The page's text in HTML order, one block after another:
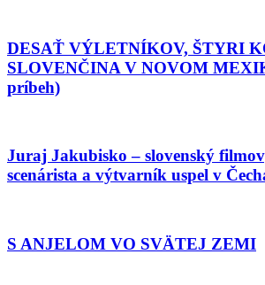
DESAŤ VÝLETNÍKOV, ŠTYRI
SLOVENČINA V NOVOM
príbeh)
Juraj Jakubisko – slovenský
scenárista a výtvarník uspel v
S ANJELOM VO SVÄTEJ ZEMI